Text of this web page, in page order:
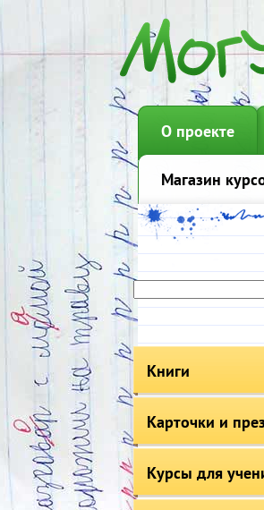
О проекте
Магазин
Книги
Карточки и
Курсы для